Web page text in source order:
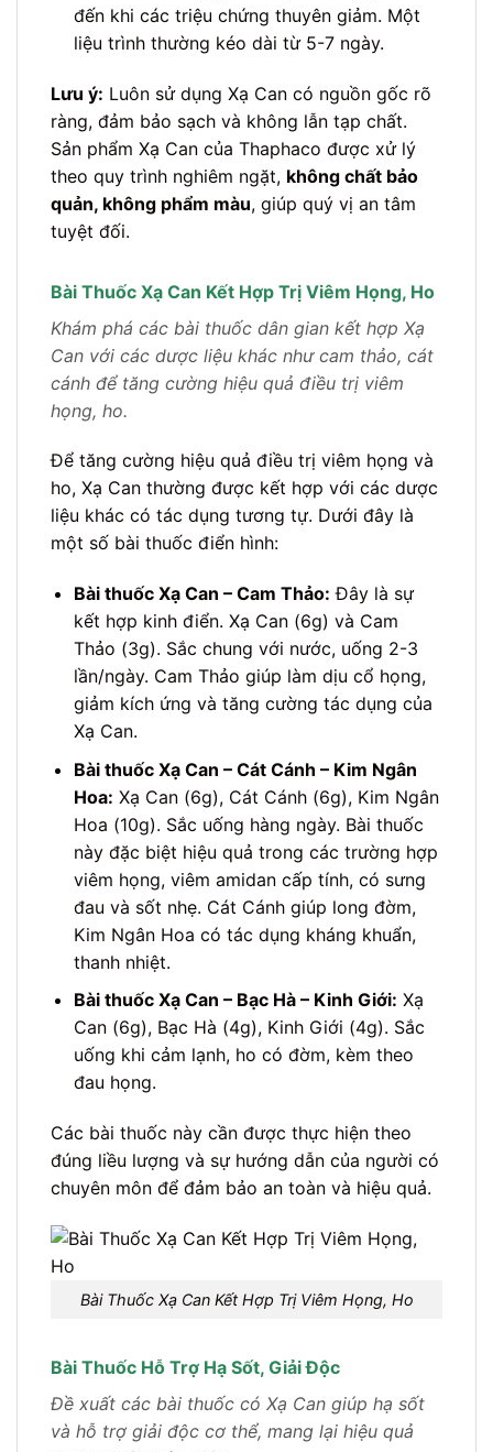
đến khi các triệu chứng thuyên giảm. Một
liệu trình thường kéo dài từ 5-7 ngày.
Lưu ý: Luôn sử dụng Xạ Can có nguồn gốc rõ
ràng, đảm bảo sạch và không lẫn tạp chất.
Sản phẩm Xạ Can của Thaphaco được xử lý
theo quy trình nghiêm ngặt, không chất bảo
quản, không phẩm màu, giúp quý vị an tâm
tuyệt đối.
Bài Thuốc Xạ Can Kết Hợp Trị Viêm Họng, Ho
Khám phá các bài thuốc dân gian kết hợp Xạ
Can với các dược liệu khác như cam thảo, cát
cánh để tăng cường hiệu quả điều trị viêm
họng, ho.
Để tăng cường hiệu quả điều trị viêm họng và
ho, Xạ Can thường được kết hợp với các dược
liệu khác có tác dụng tương tự. Dưới đây là
một số bài thuốc điển hình:
Bài thuốc Xạ Can – Cam Thảo: Đây là sự
kết hợp kinh điển. Xạ Can (6g) và Cam
Thảo (3g). Sắc chung với nước, uống 2-3
lần/ngày. Cam Thảo giúp làm dịu cổ họng,
giảm kích ứng và tăng cường tác dụng của
Xạ Can.
Bài thuốc Xạ Can – Cát Cánh – Kim Ngân
Hoa: Xạ Can (6g), Cát Cánh (6g), Kim Ngân
Hoa (10g). Sắc uống hàng ngày. Bài thuốc
này đặc biệt hiệu quả trong các trường hợp
viêm họng, viêm amidan cấp tính, có sưng
đau và sốt nhẹ. Cát Cánh giúp long đờm,
Kim Ngân Hoa có tác dụng kháng khuẩn,
thanh nhiệt.
Bài thuốc Xạ Can – Bạc Hà – Kinh Giới: Xạ
Can (6g), Bạc Hà (4g), Kinh Giới (4g). Sắc
uống khi cảm lạnh, ho có đờm, kèm theo
đau họng.
Các bài thuốc này cần được thực hiện theo
đúng liều lượng và sự hướng dẫn của người có
chuyên môn để đảm bảo an toàn và hiệu quả.
Bài Thuốc Xạ Can Kết Hợp Trị Viêm Họng, Ho
Bài Thuốc Hỗ Trợ Hạ Sốt, Giải Độc
Đề xuất các bài thuốc có Xạ Can giúp hạ sốt
và hỗ trợ giải độc cơ thể, mang lại hiệu quả